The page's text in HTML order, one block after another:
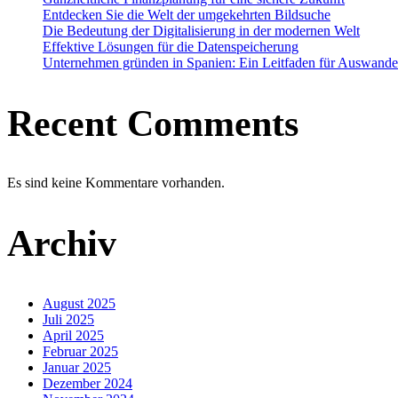
Entdecken Sie die Welt der umgekehrten Bildsuche
Die Bedeutung der Digitalisierung in der modernen Welt
Effektive Lösungen für die Datenspeicherung
Unternehmen gründen in Spanien: Ein Leitfaden für
Recent Comments
Es sind keine Kommentare vorhanden.
Archiv
August 2025
Juli 2025
April 2025
Februar 2025
Januar 2025
Dezember 2024